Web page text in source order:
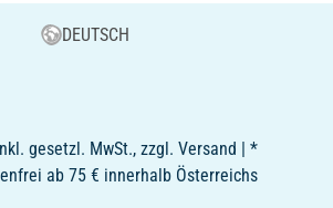
DEUTSCH
gesetzl. MwSt., zzgl. Versand | *
ab 75 € innerhalb Österreichs